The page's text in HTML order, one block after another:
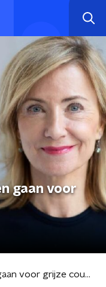
gaan voor
Steeds meer vrouwen gaan voor grijze coupe